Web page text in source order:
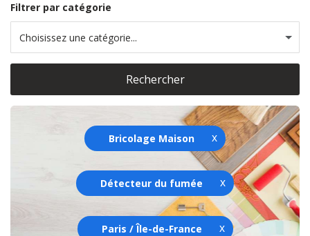
Bricolage Maison
Détecteur du fumée
Paris / Île-de-France
Filtrer par catégorie
Choisissez une catégorie...
Rechercher